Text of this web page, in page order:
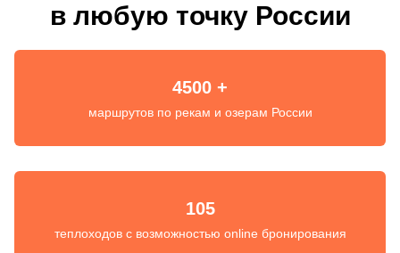
в любую точку России
4500 +
маршрутов по рекам и озерам России
105
теплоходов с возможностью online бронирования